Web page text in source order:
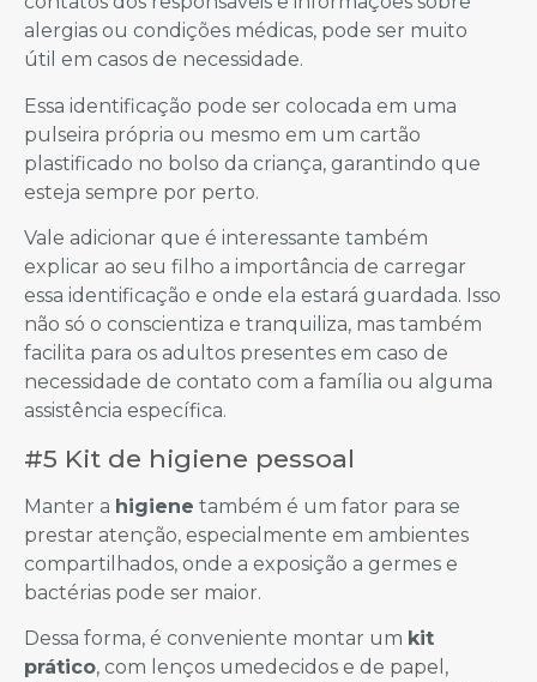
alergias ou condições médicas, pode ser muito
útil em casos de necessidade.
Essa identificação pode ser colocada em uma
pulseira própria ou mesmo em um cartão
plastificado no bolso da criança, garantindo que
esteja sempre por perto.
Vale adicionar que é interessante também
explicar ao seu filho a importância de carregar
essa identificação e onde ela estará guardada. Isso
não só o conscientiza e tranquiliza, mas também
facilita para os adultos presentes em caso de
necessidade de contato com a família ou alguma
assistência específica.
#5 Kit de higiene pessoal
Manter a higiene também é um fator para se
prestar atenção, especialmente em ambientes
compartilhados, onde a exposição a germes e
bactérias pode ser maior.
Dessa forma, é conveniente montar um kit
prático, com lenços umedecidos e de papel,